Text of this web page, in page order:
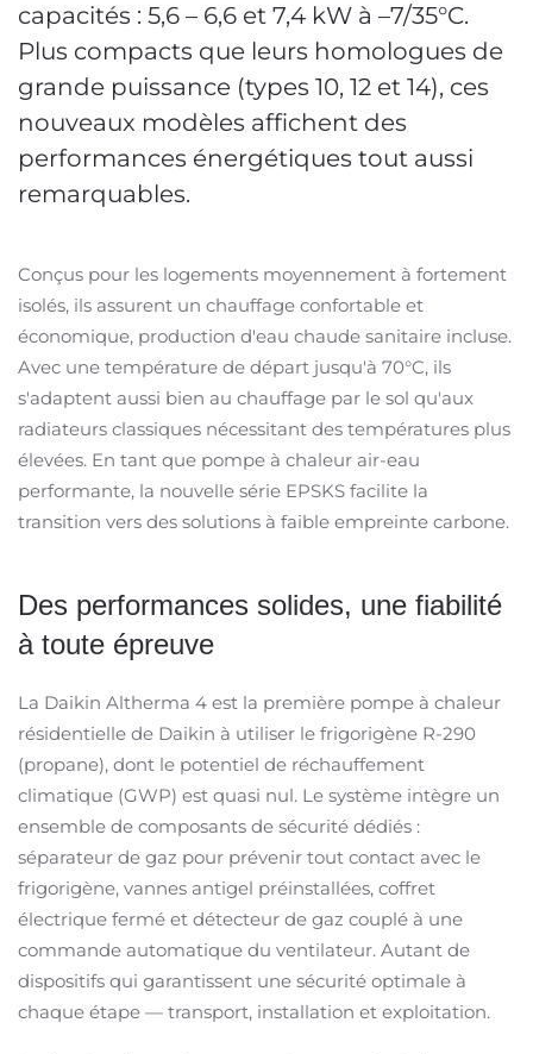
capacités : 5,6 – 6,6 et 7,4 kW à –7/35°C.
Plus compacts que leurs homologues de
grande puissance (types 10, 12 et 14), ces
nouveaux modèles affichent des
performances énergétiques tout aussi
remarquables.
Conçus pour les logements moyennement à fortement
isolés, ils assurent un chauffage confortable et
économique, production d'eau chaude sanitaire incluse.
Avec une température de départ jusqu'à 70°C, ils
s'adaptent aussi bien au chauffage par le sol qu'aux
radiateurs classiques nécessitant des températures plus
élevées. En tant que pompe à chaleur air-eau
performante, la nouvelle série EPSKS facilite la
transition vers des solutions à faible empreinte carbone.
Des performances solides, une fiabilité
à toute épreuve ​
La Daikin Altherma 4 est la première pompe à chaleur
résidentielle de Daikin à utiliser le frigorigène R-290
(propane), dont le potentiel de réchauffement
climatique (GWP) est quasi nul. Le système intègre un
ensemble de composants de sécurité dédiés :
séparateur de gaz pour prévenir tout contact avec le
frigorigène, vannes antigel préinstallées, coffret
électrique fermé et détecteur de gaz couplé à une
commande automatique du ventilateur. Autant de
dispositifs qui garantissent une sécurité optimale à
chaque étape — transport, installation et exploitation.